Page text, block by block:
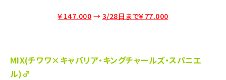
￥147.000 → 3/28日まで￥77.000
MIX(チワワ×キャバリア・キングチャールズ・スパニエ
ル)♂